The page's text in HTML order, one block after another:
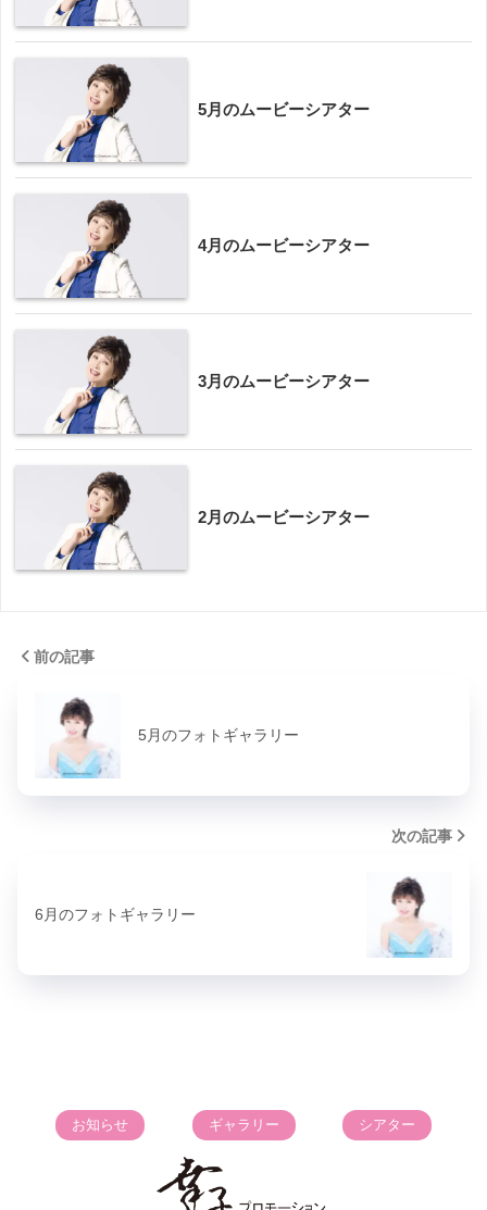
5月のムービーシアター
4月のムービーシアター
3月のムービーシアター
2月のムービーシアター
前の記事
5月のフォトギャラリー
次の記事
6月のフォトギャラリー
お知らせ ギャラリー シアター